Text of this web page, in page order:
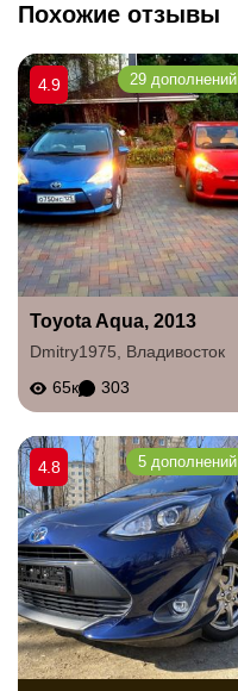
Похожие отзывы
Toyota Aqua, 2013
Dmitry1975
Владивосток
65к
303
4.9 29 дополнений
4.8 5 дополнений